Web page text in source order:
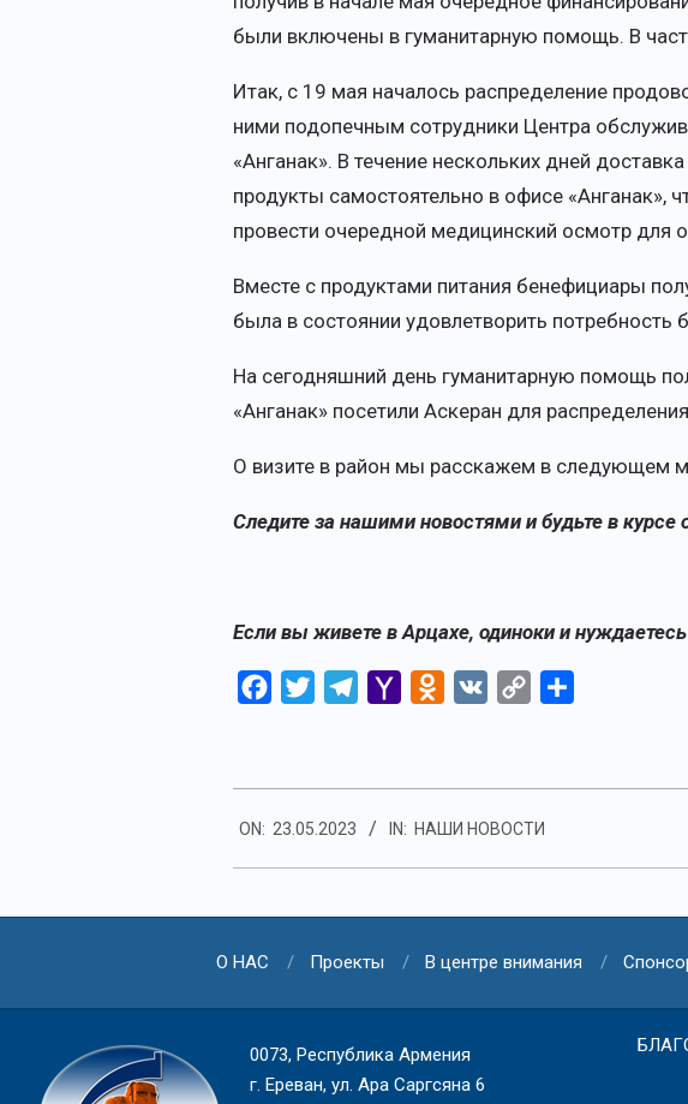
были включены в гуманитарную помощь. В
Итак, с 19 мая началось распределение
ними подопечным сотрудники Центра
«Анганак». В течение нескольких дней
продукты самостоятельно в офисе «Анганак»,
провести очередной медицинский осмотр для
Вместе с продуктами питания бенефициары
была в состоянии удовлетворить потребность
На сегодняшний день гуманитарную помощь
«Анганак» посетили Аскеран для
О визите в район мы расскажем в следующем
Следите занашими новостями ибудьте в курсе
Если вы живете в Арцахе, одиноки и
Facebook
Twitter Telegram
Yahoo
Odnoklassniki
VK
Copy
05-
23
ON: 23.05.2023 IN: НАШИ НОВОСТИ
О НАС Проекты В центре внимания
0073, Республика Армения
г. Ереван, ул. Ара Саргсяна 6